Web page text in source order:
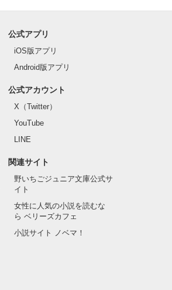
公式アプリ
iOS版アプリ
Android版アプリ
公式アカウント
X（Twitter）
YouTube
LINE
関連サイト
野いちごジュニア文庫公式サ
イト
女性に人気の小説を読むな
ら ベリーズカフェ
小説サイト ノベマ！